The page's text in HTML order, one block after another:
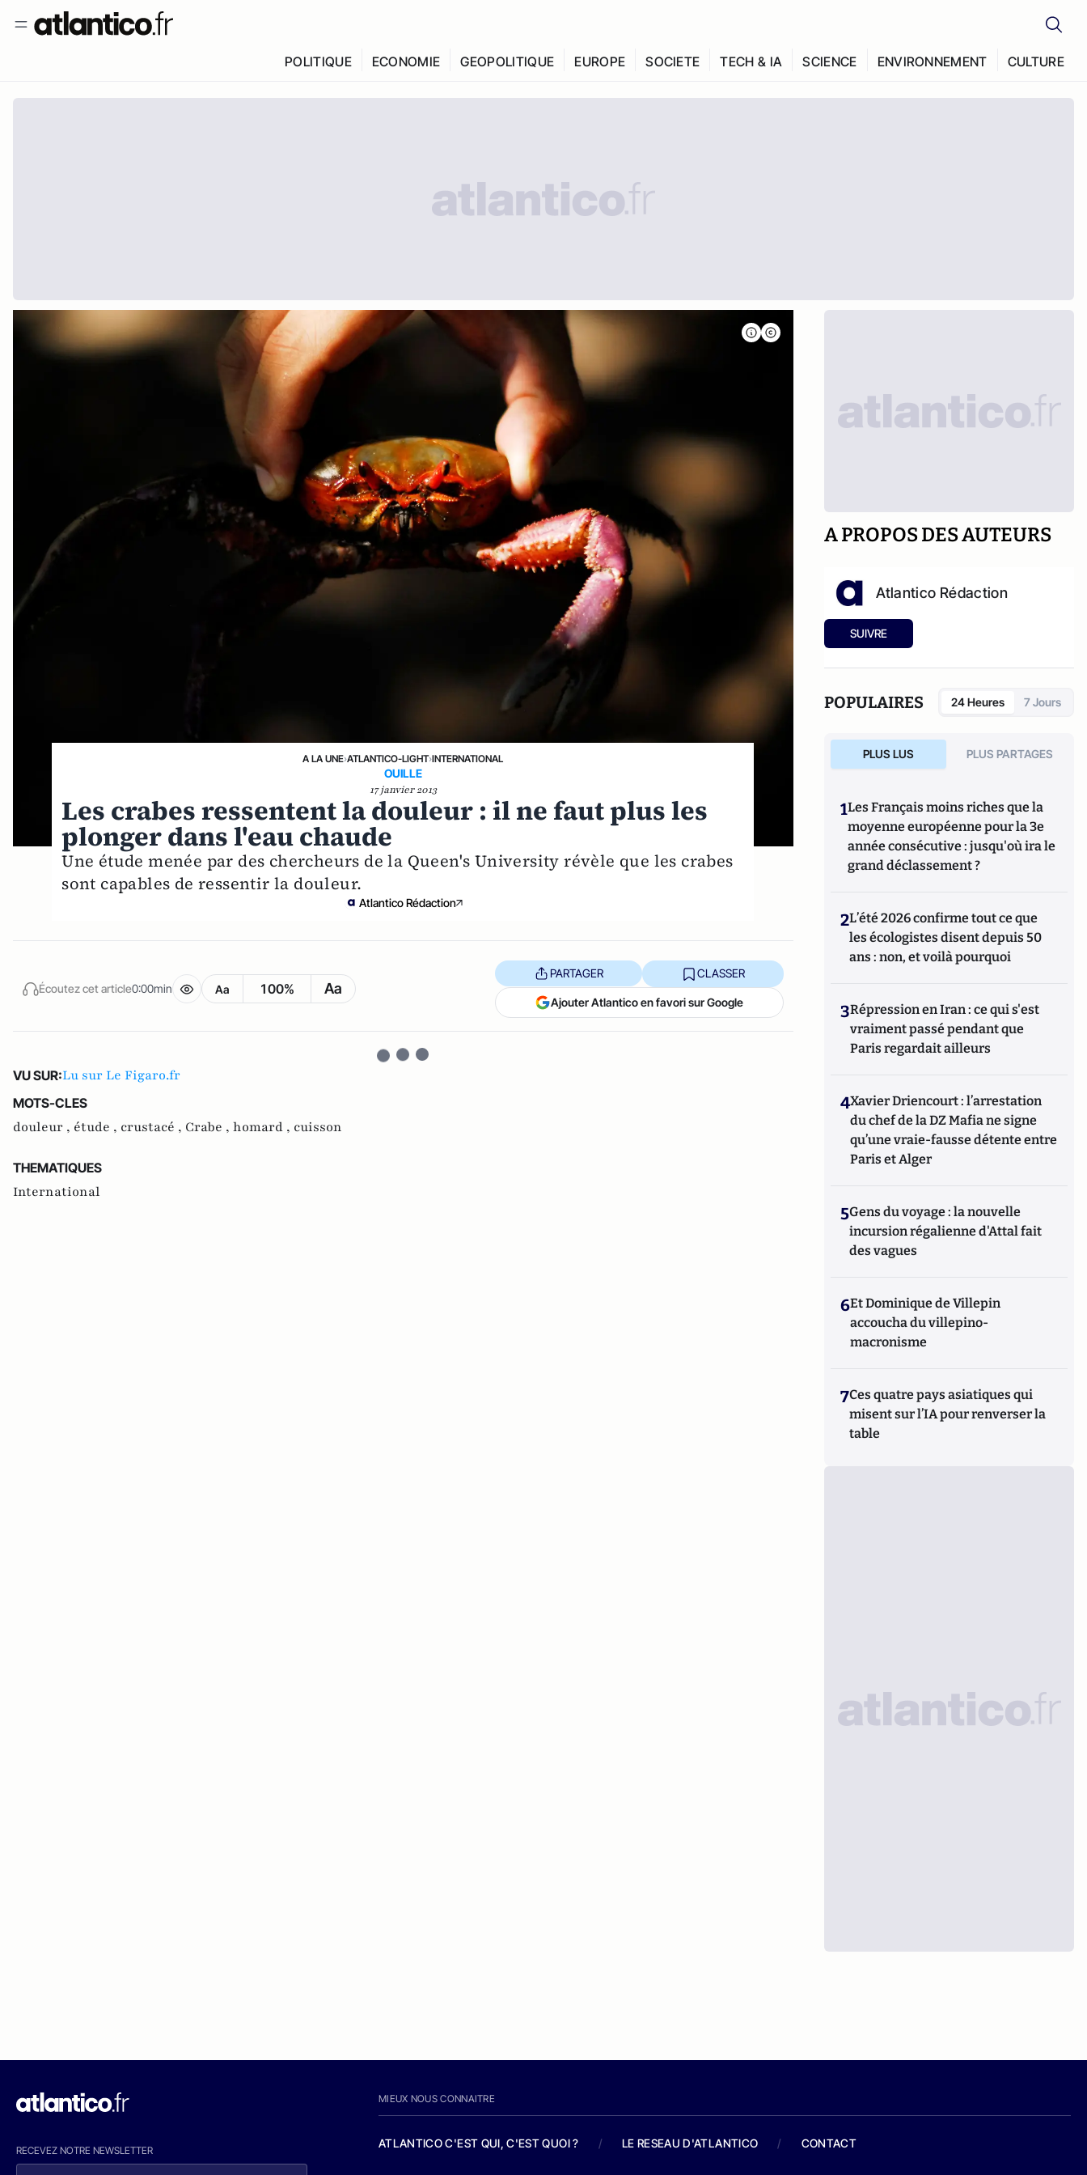
POLITIQUE ECONOMIE GEOPOLITIQUE EUROPE SOCIETE TECH & IA SCIENCE ENVIRONNEMENT CULTURE
A LA UNE›ATLANTICO-LIGHT›INTERNATIONAL
OUILLE
17 janvier 2013
Les crabes ressentent la douleur : il ne faut plus les
plonger dans l'eau chaude
Une étude menée par des chercheurs de la Queen's University révèle que les crabes
sont capables de ressentir la douleur.
Atlantico Rédaction
Écoutez cet article0:00min Aa 100% Aa
PARTAGER CLASSER
Ajouter Atlantico en favori sur Google
VU SUR:Lu sur Le Figaro.fr
MOTS-CLES
douleur , étude , crustacé , Crabe , homard , cuisson
THEMATIQUES
International
A PROPOS DES AUTEURS
Atlantico Rédaction
SUIVRE
POPULAIRES 24 Heures 7 Jours
PLUS LUS PLUS PARTAGES
1Les Français moins riches que la
moyenne européenne pour la 3e
année consécutive : jusqu'où ira le
grand déclassement ?
2L’été 2026 confirme tout ce que
les écologistes disent depuis 50
ans : non, et voilà pourquoi
3Répression en Iran : ce qui s'est
vraiment passé pendant que
Paris regardait ailleurs
4Xavier Driencourt : l’arrestation
du chef de la DZ Mafia ne signe
qu’une vraie-fausse détente entre
Paris et Alger
5Gens du voyage : la nouvelle
incursion régalienne d'Attal fait
des vagues
6Et Dominique de Villepin
accoucha du villepino-
macronisme
7Ces quatre pays asiatiques qui
misent sur l’IA pour renverser la
table
RECEVEZ NOTRE NEWSLETTER
MIEUX NOUS CONNAITRE
ATLANTICO C'EST QUI, C'EST QUOI ? / LE RESEAU D'ATLANTICO / CONTACT